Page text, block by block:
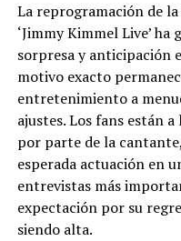
La reprogramación de
‘Jimmy Kimmel Live’
sorpresa y anticipación
motivo exacto
entretenimiento a
ajustes. Los fans están
por parte de la
esperada actuación en
entrevistas más
expectación por su
siendo alta.